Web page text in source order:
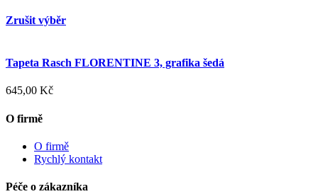
Zrušit výběr
Tapeta Rasch FLORENTINE 3, grafika šedá
645,00 Kč
O firmě
O firmě
Rychlý kontakt
Péče o zákazníka